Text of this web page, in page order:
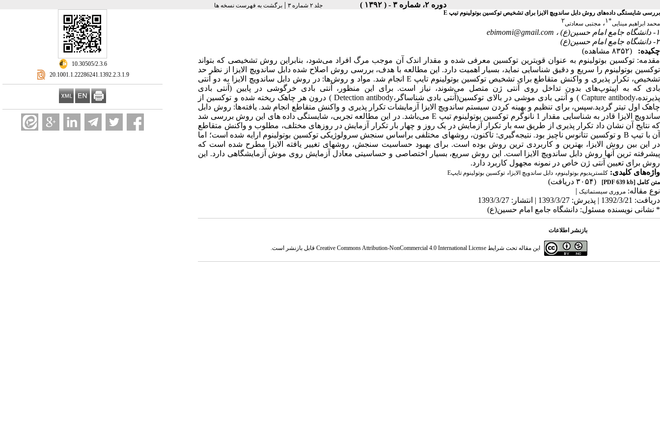
دوره ۲، شماره ۳ - ( ۱۳۹۲ ) جلد ۲ شماره ۳ |برگشت به فهرست نسخه ها
‎ 10.30505/2.3.6
‎ 20.1001.1.22286241.1392.2.3.1.9
بررسی شایستگی داده‌های روش دابل ساندویچ الایزا برای تشخیص توکسین بوتولینوم تیپ E
محمد ابراهیم مینایی*۱ ، مجتبی سعادتی۲
۱- دانشگاه جامع امام حسین(ع) ،
ebimomi@gmail.com
۲- دانشگاه جامع امام حسین(ع)
چکیده:
(۸۳۵۲ مشاهده)
مقدمه: توکسین بوتولینوم به عنوان قویترین توکسین معرفی شده و مقدار اندک آن موجب مرگ افراد می‌شود، بنابراین روش تشخیصی که بتواند
توکسین بوتولینوم را سریع و دقیق شناسایی نماید، بسیار اهمیت دارد. این مطالعه با هدف، بررسی روش اصلاح شده دابل ساندویچ الایزا از نظر حد
تشخیص، تکرار پذیری و واکنش متقاطع برای تشخیص توکسین بوتولینوم تایپ E انجام شد. مواد و روش‌ها: در روش دابل ساندویچ الایزا به دو آنتی
بادی که به اپیتوپ‌های بدون تداخل روی آنتی ژن متصل می‌شوند، نیاز است. برای این منظور، آنتی بادی خرگوشی در پایین (آنتی بادی
پذیرنده،Capture antibody ) و آنتی بادی موشی در بالای توکسین(آنتی بادی شناساگر،Detection antibody ) درون هر چاهک ریخته شده و توکسین از
چاهک اول تیتر گردید.سپس، برای تنظیم و بهینه کردن سیستم ساندویچ الایزا آزمایشات تکرار پذیری و واکنش متقاطع انجام شد. یافته‌ها: روش دابل
ساندویچ الایزا قادر به شناسایی مقدار 1 نانوگرم توکسین بوتولینوم تیپ E می‌باشد. در این مطالعه تجربی، شایستگی داده های این روش بررسی شد
که نتایج آن نشان داد تکرار پذیری از طریق سه بار تکرار آزمایش در یک روز و چهار بار تکرار آزمایش در روزهای مختلف، مطلوب و واکنش متقاطع
آن با تیپ B و توکسین تتانوس ناچیز بود. نتیجه‌گیری: تاکنون، روشهای مختلفی براساس سنجش سرولوژیکی توکسین بوتولینوم ارایه شده است؛ اما
در این بین روش الایزا، بهترین و کاربردی ترین روش بوده است. برای بهبود حساسیت سنجش، روشهای تغییر یافته الایزا مطرح شده است که
پیشرفته ترین آنها روش دابل ساندویچ الایزا است. این روش سریع، بسیار اختصاصی و حساسیتی معادل آزمایش روی موش آزمایشگاهی دارد. این
روش برای تعیین آنتی ژن خاص در نمونه مجهول کاربرد دارد.
واژه‌های کلیدی: کلستریدیوم بوتولینوم، دابل ساندویچ الایزا ، توکسین بوتولینوم تایپE
متن کامل [PDF 639 kb]
(۳۰۵۴ دریافت)
نوع مقاله: مروری سيستماتيک |
دریافت: 1392/3/21 | پذیرش: 1393/3/27 | انتشار: 1393/3/27
* نشانی نویسنده مسئول: دانشگاه جامع امام حسین(ع)
بازنشر اطلاعات
این مقاله تحت شرایط Creative Commons Attribution-NonCommercial 4.0 International Licenseقابل بازنشر است.